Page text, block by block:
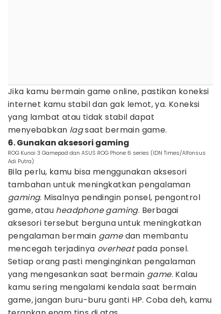
Jika kamu bermain game online, pastikan koneksi
internet kamu stabil dan gak lemot, ya. Koneksi
yang lambat atau tidak stabil dapat
menyebabkan lagsaat bermain game.
6. Gunakan aksesori gaming
ROG Kunai 3 Gamepad dan ASUS ROG Phone 6 series (IDN Times/Alfonsus
Adi Putra)
Bila perlu, kamu bisa menggunakan aksesori
tambahan untuk meningkatkan pengalaman
gaming. Misalnya pendingin ponsel, pengontrol
game, atau headphone gaming. Berbagai
aksesori tersebut berguna untuk meningkatkan
pengalaman bermain gamedan membantu
mencegah terjadinya overheatpada ponsel.
Setiap orang pasti menginginkan pengalaman
yang mengesankan saat bermain game. Kalau
kamu sering mengalami kendala saat bermain
game, jangan buru-buru ganti HP. Coba deh, kamu